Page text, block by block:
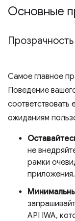
Основные
Самое главное
Поведение
соответствовать
ожиданиям
не
рамки
приложения.
API IWA,